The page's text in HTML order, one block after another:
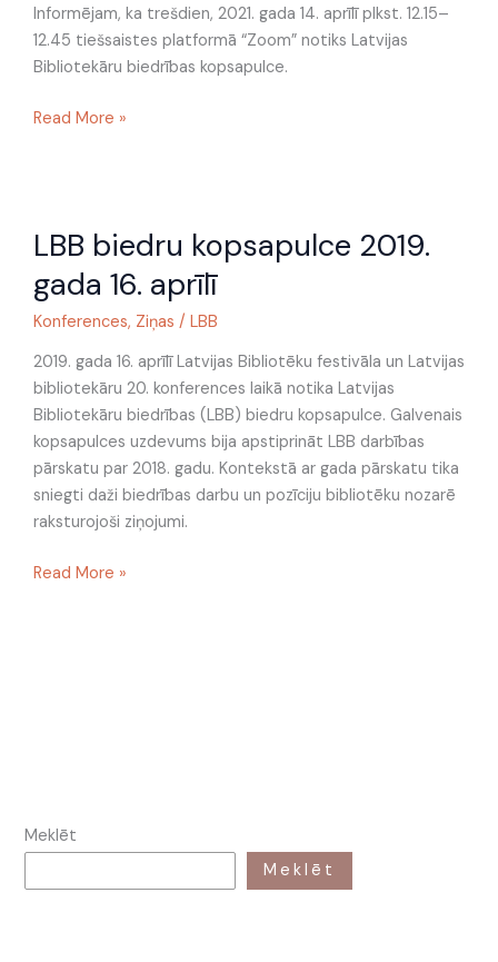
Informējam, ka trešdien, 2021. gada 14. aprīlī plkst. 12.15–
12.45 tiešsaistes platformā “Zoom” notiks Latvijas
Bibliotekāru biedrības kopsapulce.
Read More »
LBB biedru kopsapulce 2019.
gada 16. aprīlī
Konferences, Ziņas / LBB
2019. gada 16. aprīlī Latvijas Bibliotēku festivāla un Latvijas
bibliotekāru 20. konferences laikā notika Latvijas
Bibliotekāru biedrības (LBB) biedru kopsapulce. Galvenais
kopsapulces uzdevums bija apstiprināt LBB darbības
pārskatu par 2018. gadu. Kontekstā ar gada pārskatu tika
sniegti daži biedrības darbu un pozīciju bibliotēku nozarē
raksturojoši ziņojumi.
biedru
2019.
gada
aprīlī
Read More »
Meklēt
Meklēt